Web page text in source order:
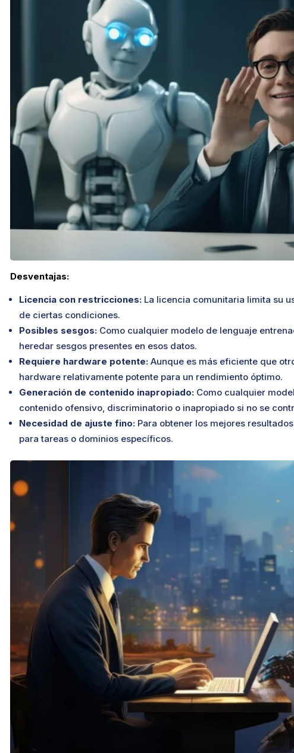
Desventajas:
Licencia con restricciones: La licencia comunitaria limita su
de ciertas condiciones.
Posibles sesgos: Como cualquier modelo de lenguaje
heredar sesgos presentes en esos datos.
Requiere hardware potente: Aunque es más eficiente que
hardware relativamente potente para un rendimiento óptimo.
Generación de contenido inapropiado: Como cualquier
contenido ofensivo, discriminatorio o inapropiado si no se
Necesidad de ajuste fino: Para obtener los mejores
para tareas o dominios específicos.